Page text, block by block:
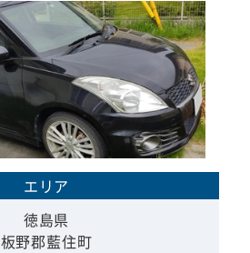
エリア
徳島県
板野郡藍住町